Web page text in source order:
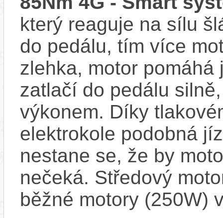
který reaguje na sílu
do pedálu, tím více
zlehka, motor
zatlačí do pedálu
výkonem. Díky
elektrokole podobná
nestane se, že by
nečeká. Středový
běžné motory (250W)